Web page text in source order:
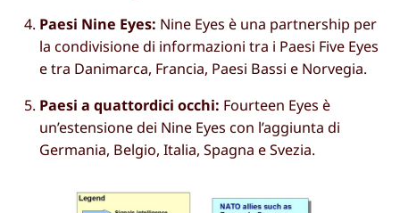
Paesi Nine Eyes: Nine Eyes è una partnership per
la condivisione di informazioni tra i Paesi Five Eyes
e tra Danimarca, Francia, Paesi Bassi e Norvegia.
Paesi a quattordici occhi: Fourteen Eyes è
un’estensione dei Nine Eyes con l’aggiunta di
Germania, Belgio, Italia, Spagna e Svezia.